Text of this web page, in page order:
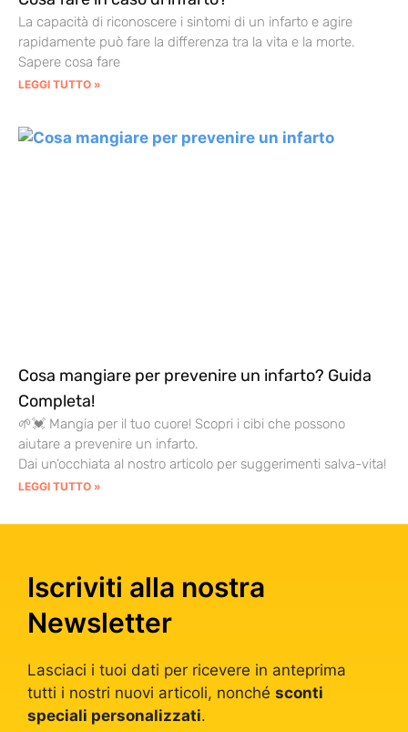
La capacità di riconoscere i sintomi di un infarto e agire
rapidamente può fare la differenza tra la vita e la morte.
Sapere cosa fare
LEGGI TUTTO »
Cosa mangiare per prevenire un infarto? Guida
Completa!
🌱💓 Mangia per il tuo cuore! Scopri i cibi che possono
aiutare a prevenire un infarto.
Dai un’occhiata al nostro articolo per suggerimenti salva-vita!
LEGGI TUTTO »
Iscriviti alla nostra
Newsletter
Lasciaci i tuoi dati per ricevere in anteprima
tutti i nostri nuovi articoli, nonché sconti
speciali personalizzati.